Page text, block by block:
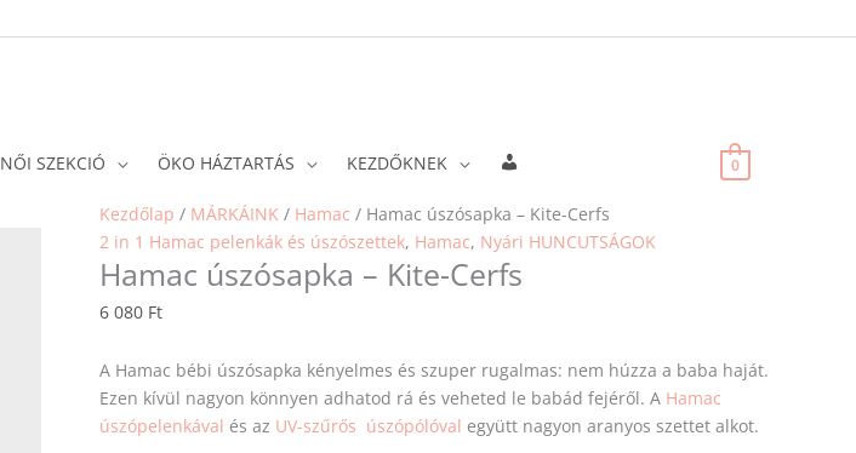
NŐI SZEKCIÓ ÖKO HÁZTARTÁS KEZDŐKNEK 0
Kezdőlap / MÁRKÁINK / Hamac / Hamac úszósapka – Kite-Cerfs
2 in 1 Hamac pelenkák és úszószettek, Hamac, Nyári HUNCUTSÁGOK
Hamac úszósapka – Kite-Cerfs
6 080 Ft
A Hamac bébi úszósapka kényelmes és szuper rugalmas: nem húzza a baba haját.
Ezen kívül nagyon könnyen adhatod rá és veheted le babád fejéről. A Hamac
úszópelenkával és az UV-szűrős úszópólóval együtt nagyon aranyos szettet alkot.